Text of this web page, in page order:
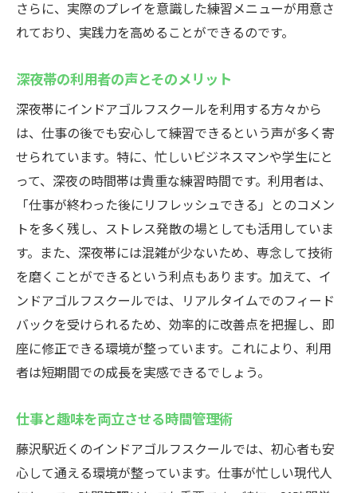
さらに、実際のプレイを意識した練習メニューが用意さ
れており、実践力を高めることができるのです。
深夜帯の利用者の声とそのメリット
深夜帯にインドアゴルフスクールを利用する方々から
は、仕事の後でも安心して練習できるという声が多く寄
せられています。特に、忙しいビジネスマンや学生にと
って、深夜の時間帯は貴重な練習時間です。利用者は、
「仕事が終わった後にリフレッシュできる」とのコメン
トを多く残し、ストレス発散の場としても活用していま
す。また、深夜帯には混雑が少ないため、専念して技術
を磨くことができるという利点もあります。加えて、イ
ンドアゴルフスクールでは、リアルタイムでのフィード
バックを受けられるため、効率的に改善点を把握し、即
座に修正できる環境が整っています。これにより、利用
者は短期間での成長を実感できるでしょう。
仕事と趣味を両立させる時間管理術
藤沢駅近くのインドアゴルフスクールでは、初心者も安
心して通える環境が整っています。仕事が忙しい現代人